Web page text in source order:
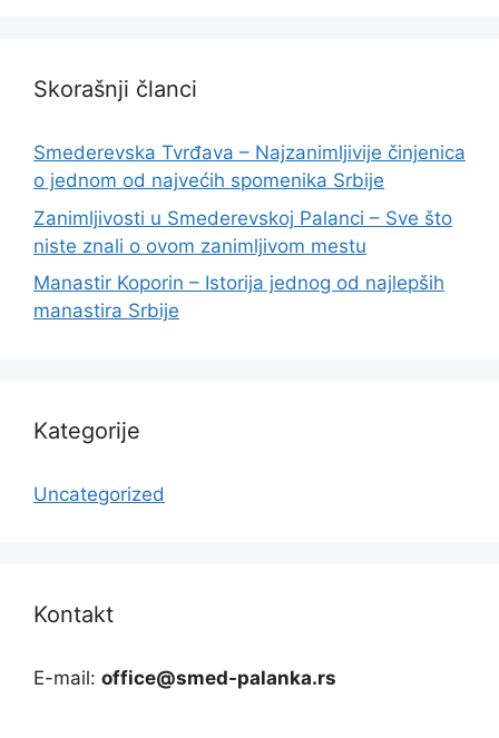
Skorašnji članci
Smederevska Tvrđava – Najzanimljivije činjenica
o jednom od najvećih spomenika Srbije
Zanimljivosti u Smederevskoj Palanci – Sve što
niste znali o ovom zanimljivom mestu
Manastir Koporin – Istorija jednog od najlepših
manastira Srbije
Kategorije
Uncategorized
Kontakt
E-mail: office@smed-palanka.rs